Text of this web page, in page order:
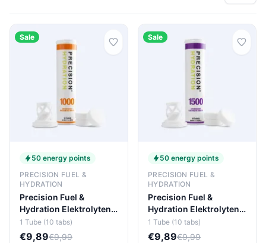
Sale
50 energy points
PRECISION FUEL &
HYDRATION
Precision Fuel &
Hydration Elektrolyten
Tube Ph 1000 Ironman
(10 tabs)
1 Tube (10 tabs)
€9,89€9,99
Sale
50 energy points
PRECISION FUEL &
HYDRATION
Precision Fuel &
Hydration Elektrolyten
Tube Ph 1500 (10 tabs)
1 Tube (10 tabs)
€9,89€9,99